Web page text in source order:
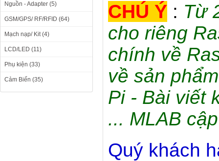
Nguồn - Adapter (5)
GSM/GPS/ RF/RFID (64)
Mạch nạp/ Kit (4)
LCD/LED (11)
Phụ kiện (33)
Cảm Biến (35)
CHÚ Ý : Từ
cho riêng
chính về
về sản
Pi - Bài viết
... MLAB
Quý khách